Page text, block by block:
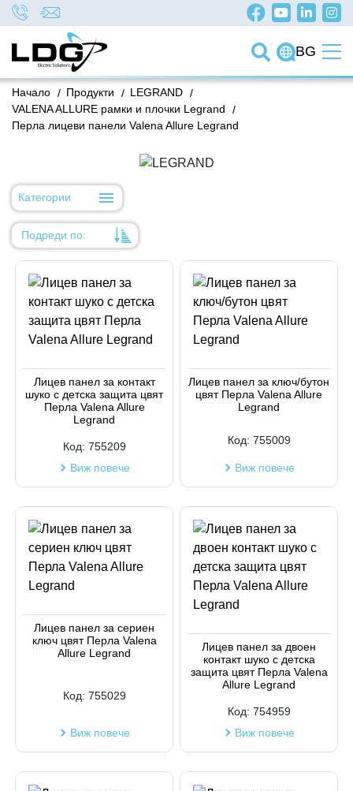
BG
/
Начало /
Продукти /
LEGRAND
/
VALENA ALLURE рамки и плочки Legrand
Перла лицеви панели Valena Allure Legrand
Категории
Подреди по:
Име
Код на артикул
Лицев панел за контакт
шуко с детска защита цвят
Перла Valena Allure
Legrand
Код: 755209
Виж повече
Лицев панел за ключ/бутон
цвят Перла Valena Allure
Legrand
Код: 755009
Виж повече
Лицев панел за сериен
ключ цвят Перла Valena
Allure Legrand
Код: 755029
Виж повече
Лицев панел за двоен
контакт шуко с детска
защита цвят Перла Valena
Allure Legrand
Код: 754959
Виж повече